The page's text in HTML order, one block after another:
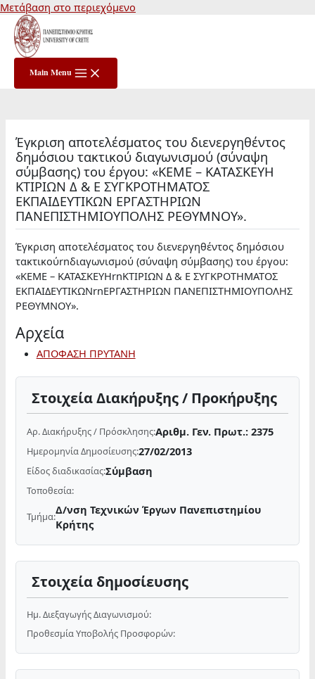
Μετάβαση στο περιεχόμενο
Main Menu
Έγκριση αποτελέσματος του διενεργηθέντος
δημόσιου τακτικού διαγωνισμού (σύναψη
σύμβασης) του έργου: «ΚΕΜΕ – ΚΑΤΑΣΚΕΥΗ
ΚΤΙΡΙΩΝ Δ & Ε ΣΥΓΚΡΟΤΗΜΑΤΟΣ
ΕΚΠΑΙΔΕΥΤΙΚΩΝ ΕΡΓΑΣΤΗΡΙΩΝ
ΠΑΝΕΠΙΣΤΗΜΙΟΥΠΟΛΗΣ ΡΕΘΥΜΝΟΥ».
Έγκριση αποτελέσματος του διενεργηθέντος δημόσιου
τακτικούrnδιαγωνισμού (σύναψη σύμβασης) του έργου:
«ΚΕΜΕ – ΚΑΤΑΣΚΕΥΗrnΚΤΙΡΙΩΝ Δ & Ε ΣΥΓΚΡΟΤΗΜΑΤΟΣ
ΕΚΠΑΙΔΕΥΤΙΚΩΝrnΕΡΓΑΣΤΗΡΙΩΝ ΠΑΝΕΠΙΣΤΗΜΙΟΥΠΟΛΗΣ
ΡΕΘΥΜΝΟΥ».
Αρχεία
ΑΠΟΦΑΣΗ ΠΡΥΤΑΝΗ
Στοιχεία Διακήρυξης / Προκήρυξης
Αρ. Διακήρυξης / Πρόσκλησης:Αριθμ. Γεν. Πρωτ.: 2375
Ημερομηνία Δημοσίευσης:27/02/2013
Είδος διαδικασίας:Σύμβαση
Τοποθεσία:
Τμήμα:
Δ/νση Τεχνικών Έργων Πανεπιστημίου
Κρήτης
Στοιχεία δημοσίευσης
Ημ. Διεξαγωγής Διαγωνισμού:
Προθεσμία Υποβολής Προσφορών: